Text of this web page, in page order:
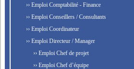
›› Emploi Comptabilité - Finance
›› Emploi Conseillers / Consultants
›› Emploi Coordinateur
›› Emploi Directeur / Manager
›› Emploi Chef de projet
›› Emploi Chef d’équipe